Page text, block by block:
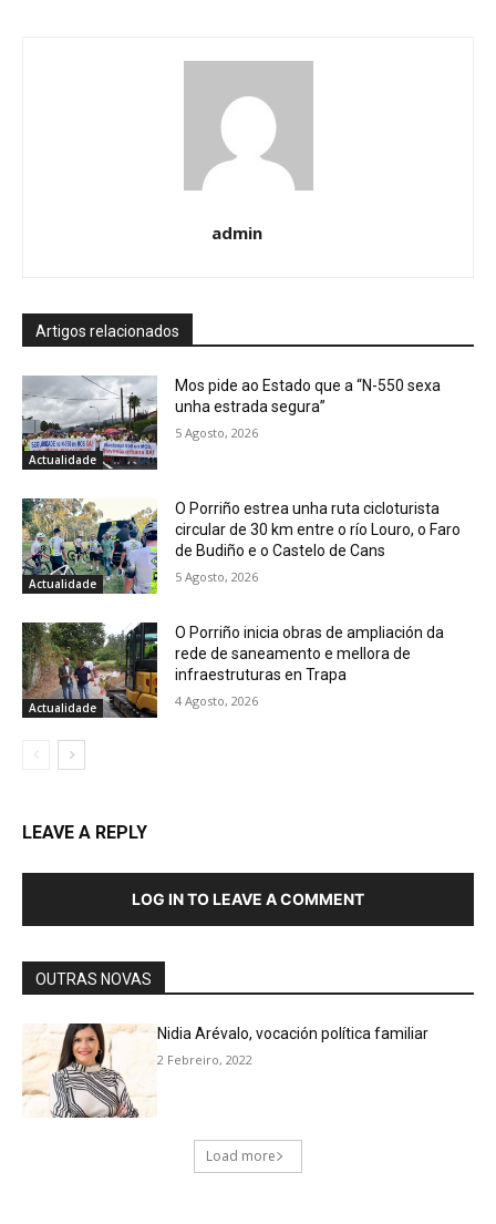
admin
Artigos relacionados
Actualidade
Mos pide ao Estado que a “N-550 sexa
unha estrada segura”
5 Agosto, 2026
Actualidade
O Porriño estrea unha ruta cicloturista
circular de 30 km entre o río Louro, o Faro
de Budiño e o Castelo de Cans
5 Agosto, 2026
Actualidade
O Porriño inicia obras de ampliación da
rede de saneamento e mellora de
infraestruturas en Trapa
4 Agosto, 2026
LEAVE A REPLY
LOG IN TO LEAVE A COMMENT
OUTRAS NOVAS
Nidia Arévalo, vocación política familiar
2 Febreiro, 2022
Load more